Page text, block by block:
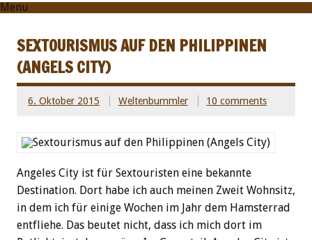
Menu
SEXTOURISMUS AUF DEN PHILIPPINEN
(ANGELS CITY)
6. Oktober 2015 Weltenbummler 10 comments
Angeles City ist für Sextouristen eine bekannte
Destination. Dort habe ich auch meinen Zweit Wohnsitz,
in dem ich für einige Wochen im Jahr dem Hamsterrad
entfliehe. Das beutet nicht, dass ich mich dort im